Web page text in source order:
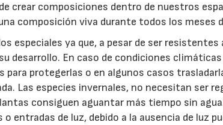
crear composiciones dentro de nuestros
composición viva durante todos los meses
especiales ya que, a pesar de ser resistentes
desarrollo. En caso de condiciones
para protegerlas o en algunos casos
Las especies invernales, no necesitan ser
consiguen aguantar más tiempo sin
entradas de luz, debido a la ausencia de luz
16/07/2026 30/07/